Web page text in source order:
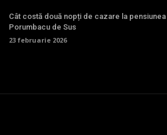
Cât costă două nopți de cazare la
Porumbacu de Sus
23 februarie 2026